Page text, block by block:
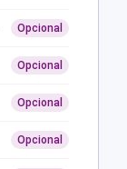
Opcional
Opcional
Opcional
Opcional